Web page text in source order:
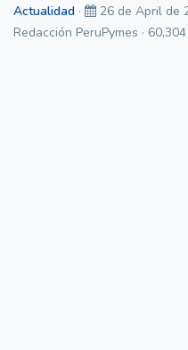
Actualidad · 26 de April de
Redacción PeruPymes ·